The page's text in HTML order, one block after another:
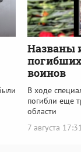
Названы
воинов
В ходе
погибли еще
области
7 августа